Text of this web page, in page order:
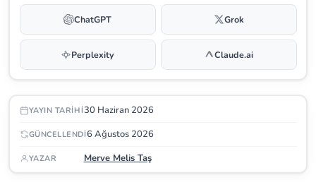
ChatGPT Grok
Perplexity Claude.ai
YAYIN TARIHI30 Haziran 2026
GÜNCELLENDI6 Ağustos 2026
YAZAR Merve Melis Taş